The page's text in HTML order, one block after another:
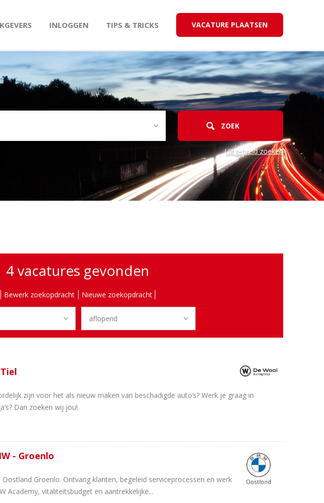
INLOGGEN TIPS & TRICKS VACATURE PLAATSEN
Uitgebreid zoeken
4 vacatures gevonden
Bewerk zoekopdracht Nieuwe zoekopdracht
zijn voor het als nieuw maken van beschadigde auto’s? Werk je graag in
Dan zoeken wij jou!
- Groenlo
Groenlo. Ontvang klanten, begeleid serviceprocessen en werk
Academy, vitaliteitsbudget en aantrekkelijke...